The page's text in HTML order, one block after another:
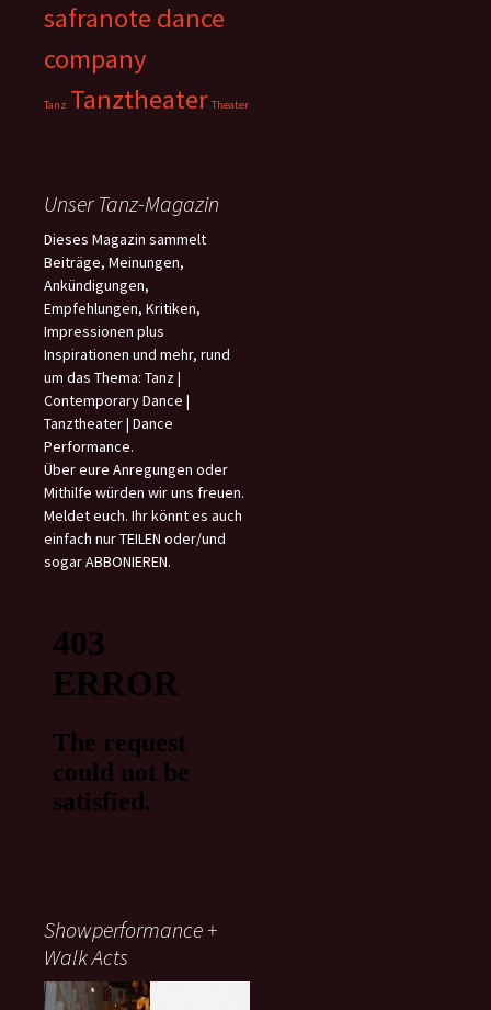
safranote dance
company
Tanz Tanztheater Theater
Unser Tanz-Magazin
Dieses Magazin sammelt
Beiträge, Meinungen,
Ankündigungen,
Empfehlungen, Kritiken,
Impressionen plus
Inspirationen und mehr, rund
um das Thema: Tanz |
Contemporary Dance |
Tanztheater | Dance
Performance.
Über eure Anregungen oder
Mithilfe würden wir uns freuen.
Meldet euch. Ihr könnt es auch
einfach nur TEILEN oder/und
sogar ABBONIEREN.
Showperformance +
Walk Acts